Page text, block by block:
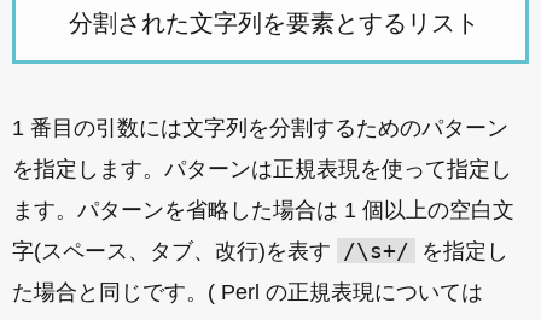
1 番目の引数には文字列を分割するためのパターン
を指定します。パターンは正規表現を使って指定し
ます。パターンを省略した場合は 1 個以上の空白文
字(スペース、タブ、改行)を表す
/\s+/
を指定し
た場合と同じです。( Perl の正規表現については